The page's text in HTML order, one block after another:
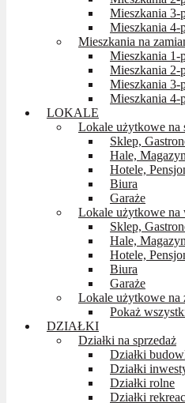
Mieszkania 3-
Mieszkania 4-
Mieszkania na
Mieszkania 1-
Mieszkania 2-
Mieszkania 3-
Mieszkania 4-
LOKALE
Lokale użytkowe na
Sklep,
Hale,
Hotele,
Biura
Garaże
Lokale użytkowe na
Sklep,
Hale,
Hotele,
Biura
Garaże
Lokale użytkowe na
Pokaż
DZIAŁKI
Działki na sprzedaż
Działki
Działki
Działki rolne
Działki